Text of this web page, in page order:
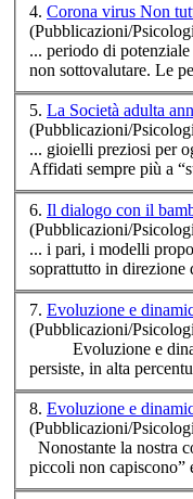
4. Corona virus Non
(Pubblicazioni/
... periodo di potenziale “pericolo” per tutti. Il senso di appartenenza al
non sottovalutare. Le
5. La Società adulta
(Pubblicazioni/
... gioielli preziosi per
Affidati sempre più a
6. Il dialogo con il
(Pubblicazioni/
... i pari, i modelli
soprattutto in direzione
7.
(Pubblicazioni/
persiste, in alta
8. Evoluzione e
(Pubblicazioni/
Nonostante la nostra
piccoli non capiscono”